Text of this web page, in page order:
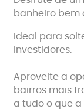
banheiro bem
Ideal para
investidores.
Aproveite a
bairros mais
a tudo o que